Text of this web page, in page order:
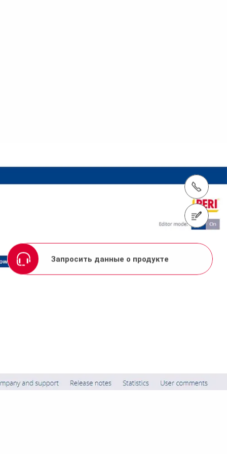
Тел.: +998 (770) 63-54-54
Запросить данные о продукте